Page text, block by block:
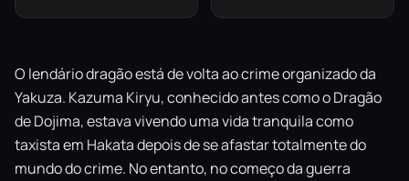
O lendário dragão está de volta ao crime organizado da
Yakuza. Kazuma Kiryu, conhecido antes como o Dragão
de Dojima, estava vivendo uma vida tranquila como
taxista em Hakata depois de se afastar totalmente do
mundo do crime. No entanto, no começo da guerra